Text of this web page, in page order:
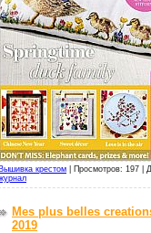
Вышивка крестом Просмотров: 197 |
Mes plus belles
2019